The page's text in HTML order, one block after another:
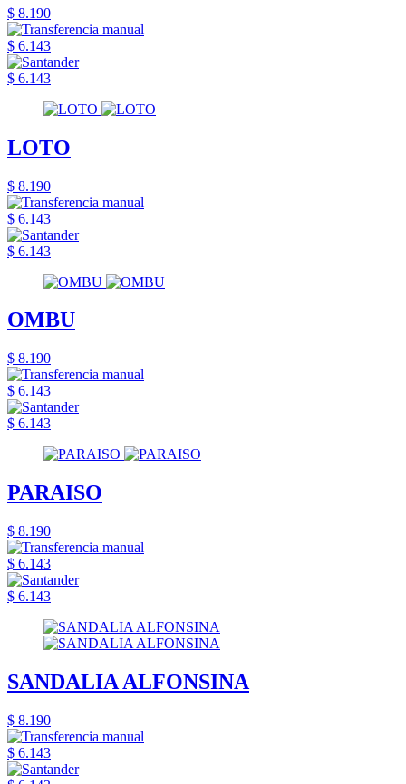
$ 8.190
$ 6.143
$ 6.143
LOTO
$ 8.190
$ 6.143
$ 6.143
OMBU
$ 8.190
$ 6.143
$ 6.143
PARAISO
$ 8.190
$ 6.143
$ 6.143
SANDALIA ALFONSINA
$ 8.190
$ 6.143